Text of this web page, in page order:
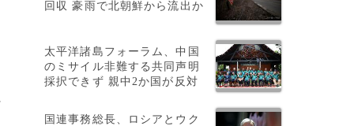
回収 豪雨で北朝鮮から流出か
太平洋諸島フォーラム、中国
のミサイル非難する共同声明
採択できず 親中2か国が反対
国連事務総長、ロシアとウク